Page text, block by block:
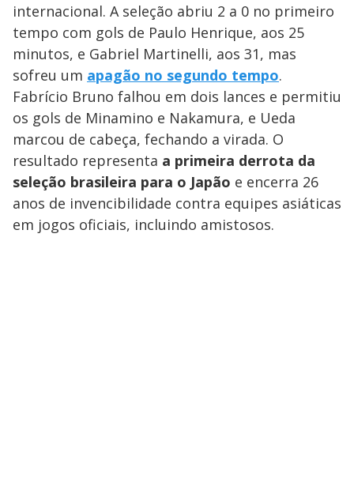
internacional. A seleção abriu 2 a 0 no primeiro
tempo com gols de Paulo Henrique, aos 25
minutos, e Gabriel Martinelli, aos 31, mas
sofreu um apagão no segundo tempo.
Fabrício Bruno falhou em dois lances e permitiu
os gols de Minamino e Nakamura, e Ueda
marcou de cabeça, fechando a virada. O
resultado representa a primeira derrota da
seleção brasileira para o Japão e encerra 26
anos de invencibilidade contra equipes asiáticas
em jogos oficiais, incluindo amistosos.